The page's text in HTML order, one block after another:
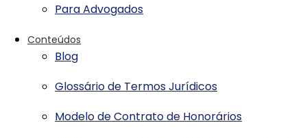
Para Advogados
Conteúdos
Blog
Glossário de Termos Jurídicos
Modelo de Contrato de Honorários